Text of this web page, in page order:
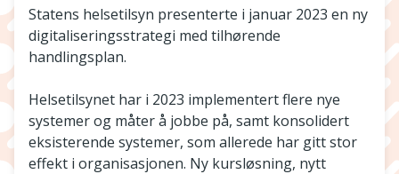
Statens helsetilsyn presenterte i januar 2023 en ny
digitaliseringsstrategi med tilhørende
handlingsplan.
Helsetilsynet har i 2023 implementert flere nye
systemer og måter å jobbe på, samt konsolidert
eksisterende systemer, som allerede har gitt stor
effekt i organisasjonen. Ny kursløsning, nytt